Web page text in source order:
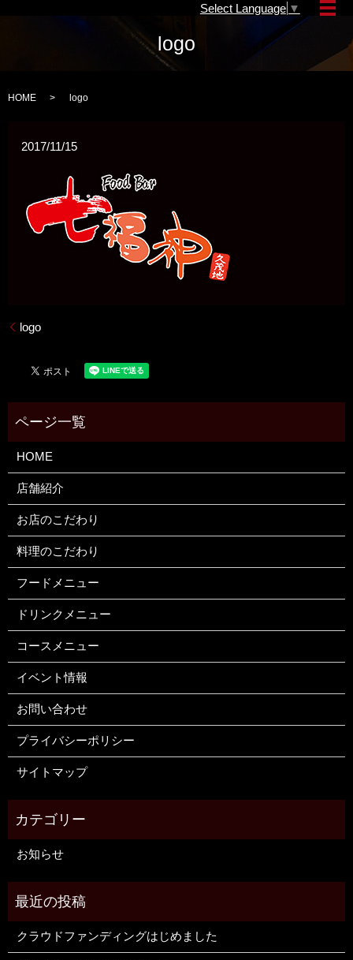
Select Language ▼ メ
logo
HOME logo
2017/11/15
logo
HOME
店舗紹介
お店のこだわり
料理のこだわり
フードメニュー
ドリンクメニュー
コースメニュー
イベント情報
お問い合わせ
プライバシーポリシー
サイトマップ
お知らせ
クラウドファンディングはじめました